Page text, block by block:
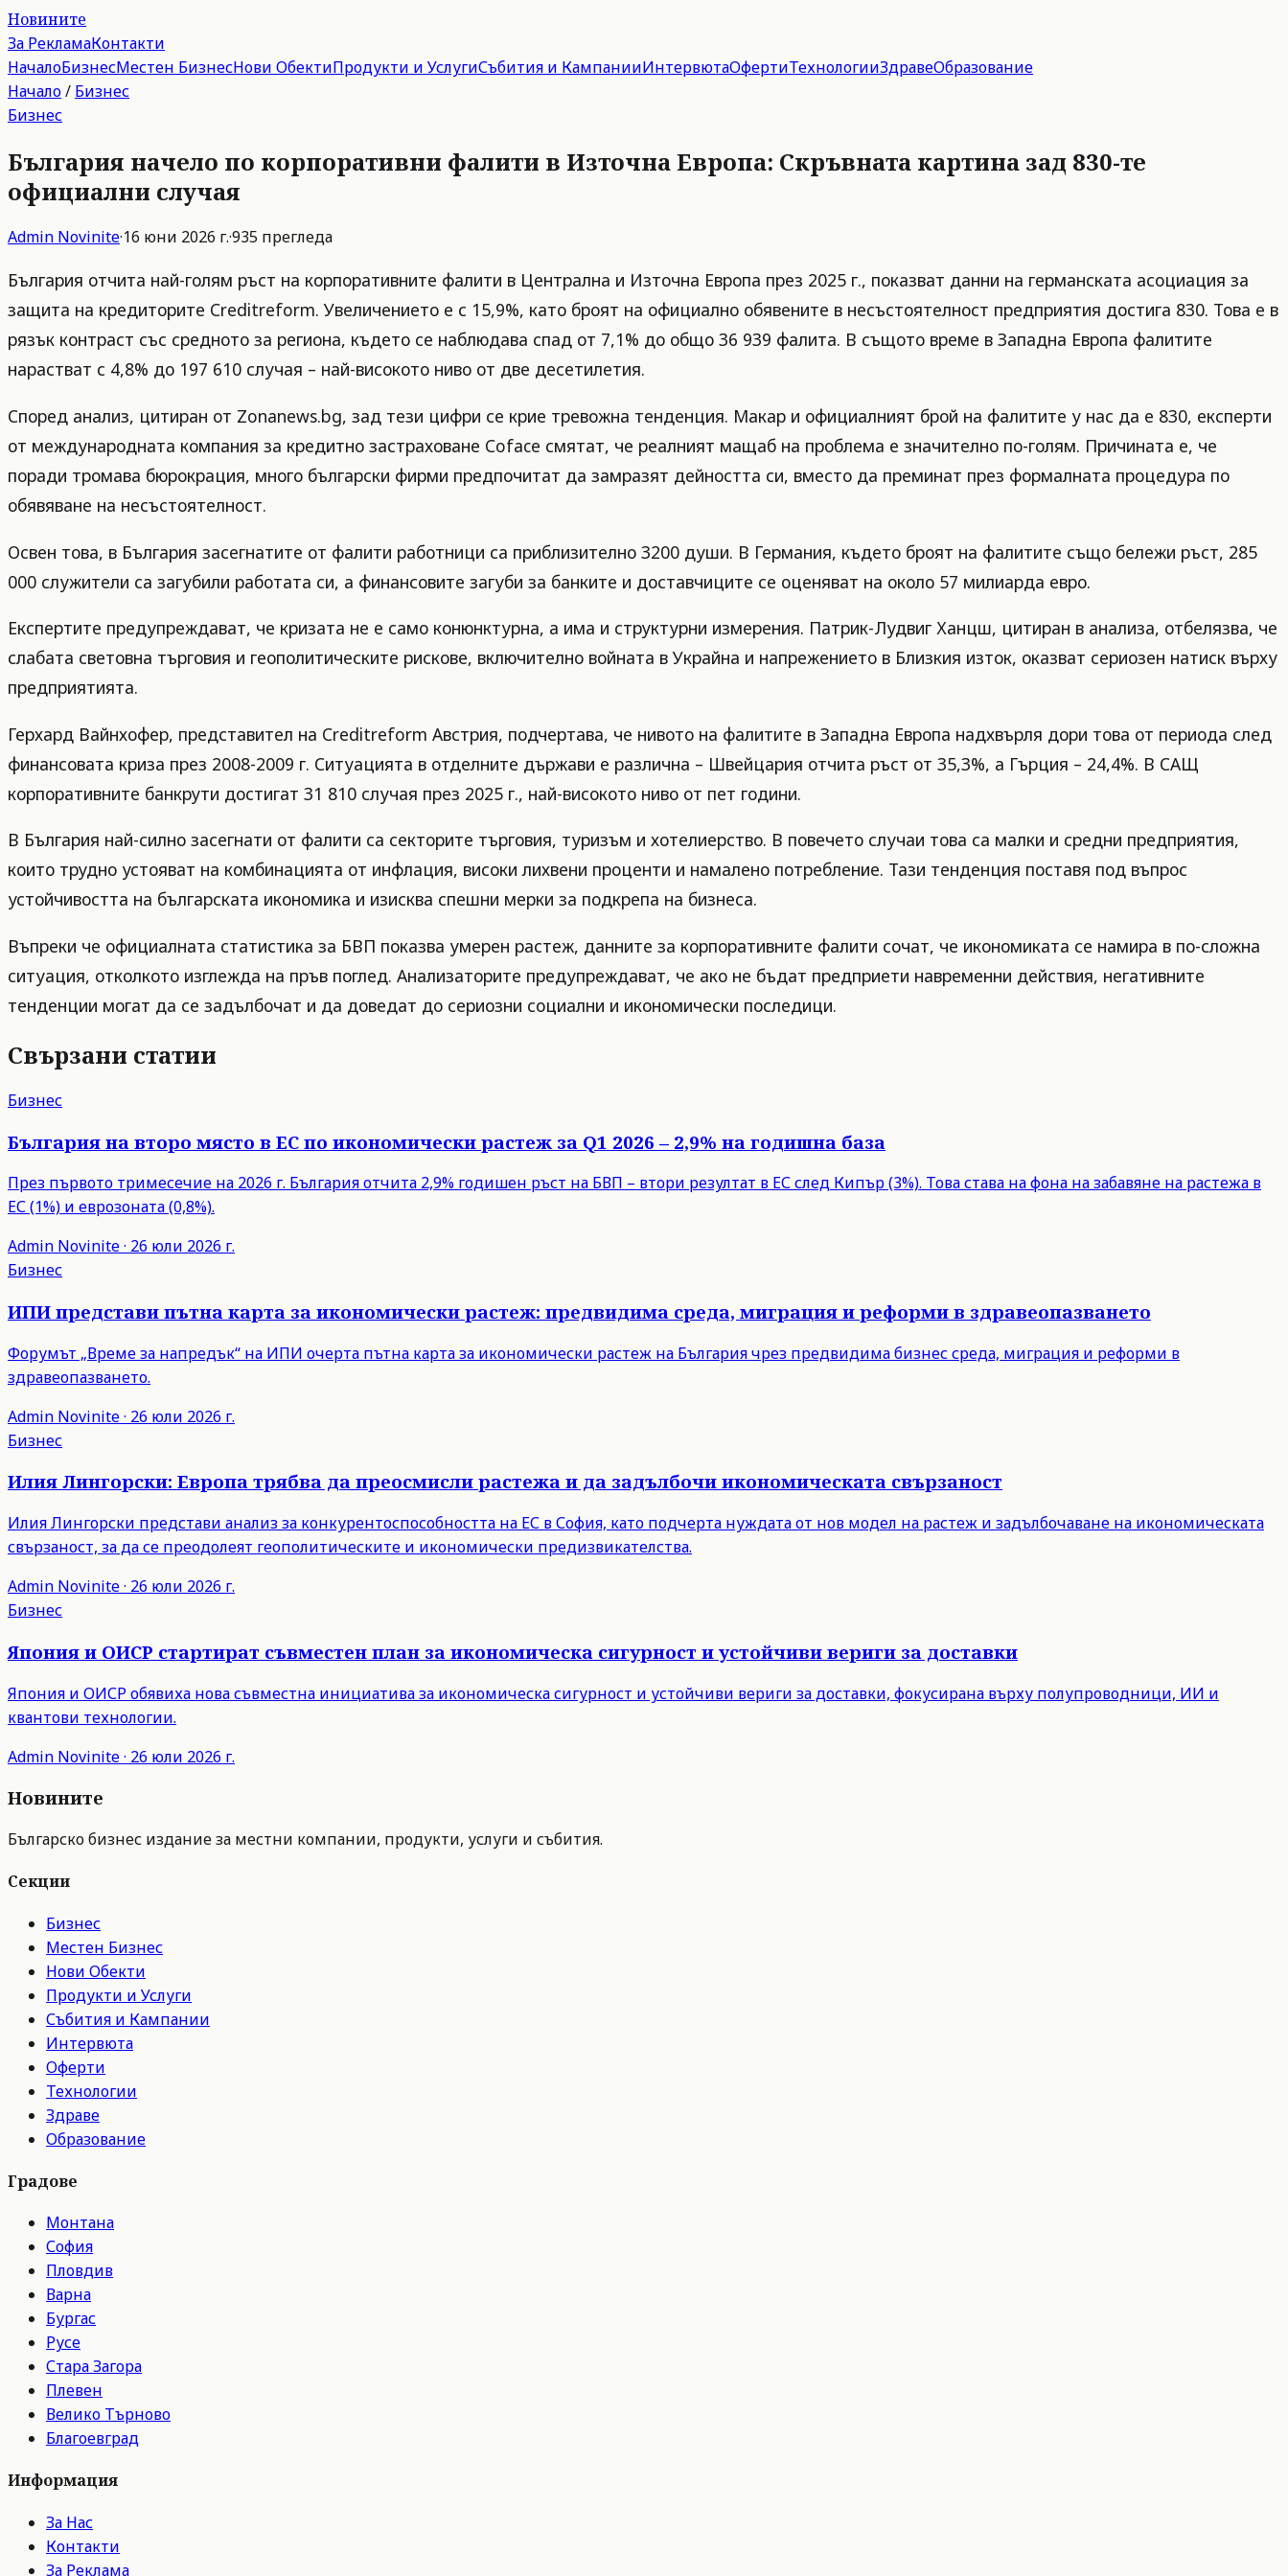
Новините
За РекламаКонтакти
НачалоБизнесМестен БизнесНови ОбектиПродукти и УслугиСъбития и КампанииИнтервютаОфертиТехнологииЗдравеОбразование
Начало/ Бизнес
Бизнес
България начело по корпоративни фалити в Източна Европа: Скръвната картина зад 830-те
официални случая
Admin Novinite·16 юни 2026 г.·935 прегледа
България отчита най-голям ръст на корпоративните фалити в Централна и Източна Европа през 2025 г., показват данни на германската асоциация за
защита на кредиторите Creditreform. Увеличението е с 15,9%, като броят на официално обявените в несъстоятелност предприятия достига 830. Това е в
рязък контраст със средното за региона, където се наблюдава спад от 7,1% до общо 36 939 фалита. В същото време в Западна Европа фалитите
нарастват с 4,8% до 197 610 случая – най-високото ниво от две десетилетия.
Според анализ, цитиран от Zonanews.bg, зад тези цифри се крие тревожна тенденция. Макар и официалният брой на фалитите у нас да е 830, експерти
от международната компания за кредитно застраховане Coface смятат, че реалният мащаб на проблема е значително по-голям. Причината е, че
поради тромава бюрокрация, много български фирми предпочитат да замразят дейността си, вместо да преминат през формалната процедура по
обявяване на несъстоятелност.
Освен това, в България засегнатите от фалити работници са приблизително 3200 души. В Германия, където броят на фалитите също бележи ръст, 285
000 служители са загубили работата си, а финансовите загуби за банките и доставчиците се оценяват на около 57 милиарда евро.
Експертите предупреждават, че кризата не е само конюнктурна, а има и структурни измерения. Патрик-Лудвиг Ханцш, цитиран в анализа, отбелязва, че
слабата световна търговия и геополитическите рискове, включително войната в Украйна и напрежението в Близкия изток, оказват сериозен натиск върху
предприятията.
Герхард Вайнхофер, представител на Creditreform Австрия, подчертава, че нивото на фалитите в Западна Европа надхвърля дори това от периода след
финансовата криза през 2008-2009 г. Ситуацията в отделните държави е различна – Швейцария отчита ръст от 35,3%, а Гърция – 24,4%. В САЩ
корпоративните банкрути достигат 31 810 случая през 2025 г., най-високото ниво от пет години.
В България най-силно засегнати от фалити са секторите търговия, туризъм и хотелиерство. В повечето случаи това са малки и средни предприятия,
които трудно устояват на комбинацията от инфлация, високи лихвени проценти и намалено потребление. Тази тенденция поставя под въпрос
устойчивостта на българската икономика и изисква спешни мерки за подкрепа на бизнеса.
Въпреки че официалната статистика за БВП показва умерен растеж, данните за корпоративните фалити сочат, че икономиката се намира в по-сложна
ситуация, отколкото изглежда на пръв поглед. Анализаторите предупреждават, че ако не бъдат предприети навременни действия, негативните
тенденции могат да се задълбочат и да доведат до сериозни социални и икономически последици.
Свързани статии
Бизнес
България на второ място в ЕС по икономически растеж за Q1 2026 – 2,9% на годишна база
През първото тримесечие на 2026 г. България отчита 2,9% годишен ръст на БВП – втори резултат в ЕС след Кипър (3%). Това става на фона на забавяне на растежа в
ЕС (1%) и еврозоната (0,8%).
Admin Novinite· 26 юли 2026 г.
Бизнес
ИПИ представи пътна карта за икономически растеж: предвидима среда, миграция и реформи в здравеопазването
Форумът „Време за напредък“ на ИПИ очерта пътна карта за икономически растеж на България чрез предвидима бизнес среда, миграция и реформи в
здравеопазването.
Admin Novinite· 26 юли 2026 г.
Бизнес
Илия Лингорски: Европа трябва да преосмисли растежа и да задълбочи икономическата свързаност
Илия Лингорски представи анализ за конкурентоспособността на ЕС в София, като подчерта нуждата от нов модел на растеж и задълбочаване на икономическата
свързаност, за да се преодолеят геополитическите и икономически предизвикателства.
Admin Novinite· 26 юли 2026 г.
Бизнес
Япония и ОИСР стартират съвместен план за икономическа сигурност и устойчиви вериги за доставки
Япония и ОИСР обявиха нова съвместна инициатива за икономическа сигурност и устойчиви вериги за доставки, фокусирана върху полупроводници, ИИ и
квантови технологии.
Admin Novinite· 26 юли 2026 г.
Новините
Българско бизнес издание за местни компании, продукти, услуги и събития.
Секции
Бизнес
Местен Бизнес
Нови Обекти
Продукти и Услуги
Събития и Кампании
Интервюта
Оферти
Технологии
Здраве
Образование
Градове
Монтана
София
Пловдив
Варна
Бургас
Русе
Стара Загора
Плевен
Велико Търново
Благоевград
Информация
За Нас
Контакти
За Реклама